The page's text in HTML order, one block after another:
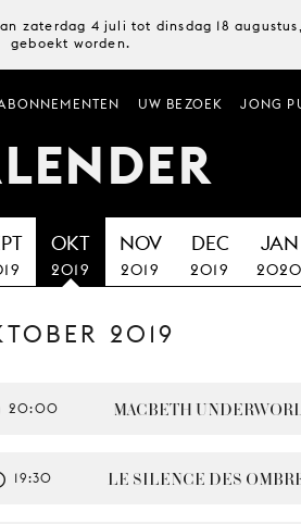
zaterdag 4 juli tot dinsdag 18
geboekt worden.
UW BEZOEK JONG
OKT
2019
NOV
2019
DEC
2019
JAN
2020
2019
MACBETH
20:00
LE SILENCE DES
19:30